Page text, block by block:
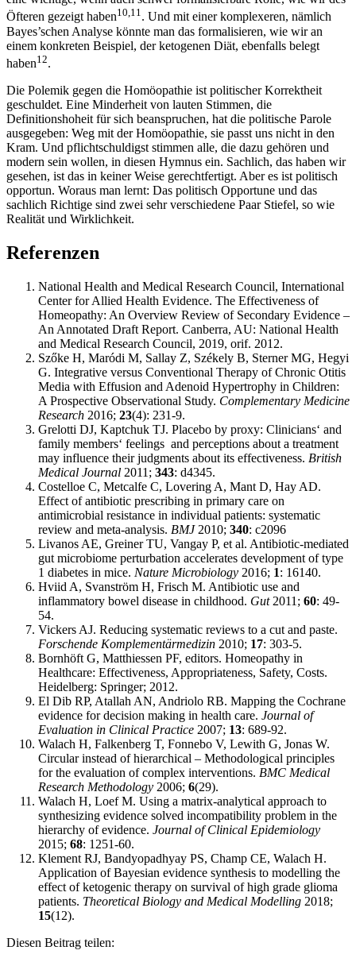
Öfteren gezeigt haben10,11. Und mit einer komplexeren, nämlich
Bayes’schen Analyse könnte man das formalisieren, wie wir an
einem konkreten Beispiel, der ketogenen Diät, ebenfalls belegt
haben12.
Die Polemik gegen die Homöopathie ist politischer Korrektheit
geschuldet. Eine Minderheit von lauten Stimmen, die
Definitionshoheit für sich beanspruchen, hat die politische Parole
ausgegeben: Weg mit der Homöopathie, sie passt uns nicht in den
Kram. Und pflichtschuldigst stimmen alle, die dazu gehören und
modern sein wollen, in diesen Hymnus ein. Sachlich, das haben wir
gesehen, ist das in keiner Weise gerechtfertigt. Aber es ist politisch
opportun. Woraus man lernt: Das politisch Opportune und das
sachlich Richtige sind zwei sehr verschiedene Paar Stiefel, so wie
Realität und Wirklichkeit.
Referenzen
National Health and Medical Research Council, International
Center for Allied Health Evidence. The Effectiveness of
Homeopathy: An Overview Review of Secondary Evidence –
An Annotated Draft Report. Canberra, AU: National Health
and Medical Research Council, 2019, orif. 2012.
Szőke H, Maródi M, Sallay Z, Székely B, Sterner MG, Hegyi
G. Integrative versus Conventional Therapy of Chronic Otitis
Media with Effusion and Adenoid Hypertrophy in Children:
A Prospective Observational Study. Complementary Medicine
Research 2016; 23(4): 231-9.
Grelotti DJ, Kaptchuk TJ. Placebo by proxy: Clinicians‘ and
family members‘ feelings and perceptions about a treatment
may influence their judgments about its effectiveness. British
Medical Journal 2011; 343: d4345.
Costelloe C, Metcalfe C, Lovering A, Mant D, Hay AD.
Effect of antibiotic prescribing in primary care on
antimicrobial resistance in individual patients: systematic
review and meta-analysis. BMJ2010; 340: c2096
Livanos AE, Greiner TU, Vangay P, et al. Antibiotic-mediated
gut microbiome perturbation accelerates development of type
1 diabetes in mice. Nature Microbiology 2016; 1: 16140.
Hviid A, Svanström H, Frisch M. Antibiotic use and
inflammatory bowel disease in childhood. Gut2011; 60: 49-
54.
Vickers AJ. Reducing systematic reviews to a cut and paste.
Forschende Komplementärmedizin 2010; 17: 303-5.
Bornhöft G, Matthiessen PF, editors. Homeopathy in
Healthcare: Effectiveness, Appropriateness, Safety, Costs.
Heidelberg: Springer; 2012.
El Dib RP, Atallah AN, Andriolo RB. Mapping the Cochrane
evidence for decision making in health care. Journal of
Evaluation in Clinical Practice 2007; 13: 689-92.
Walach H, Falkenberg T, Fonnebo V, Lewith G, Jonas W.
Circular instead of hierarchical – Methodological principles
for the evaluation of complex interventions. BMC Medical
Research Methodology 2006; 6(29).
Walach H, Loef M. Using a matrix-analytical approach to
synthesizing evidence solved incompatibility problem in the
hierarchy of evidence. Journal of Clinical Epidemiology
2015; 68: 1251-60.
Klement RJ, Bandyopadhyay PS, Champ CE, Walach H.
Application of Bayesian evidence synthesis to modelling the
effect of ketogenic therapy on survival of high grade glioma
patients. Theoretical Biology and Medical Modelling 2018;
15(12).
Diesen Beitrag teilen: